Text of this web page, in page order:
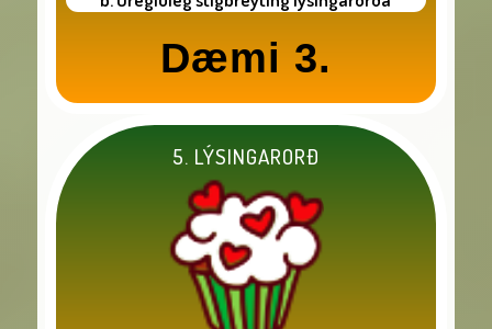
Dæmi 3.
5. LÝSINGARORÐ